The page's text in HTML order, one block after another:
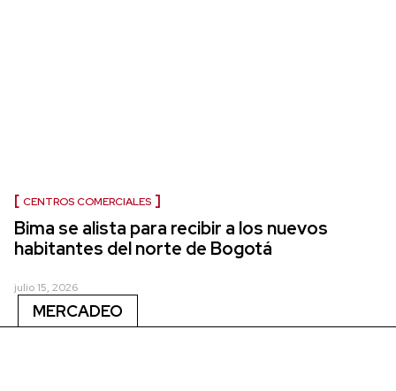
CENTROS COMERCIALES
Bima se alista para recibir a los nuevos
habitantes del norte de Bogotá
julio 15, 2026
MERCADEO